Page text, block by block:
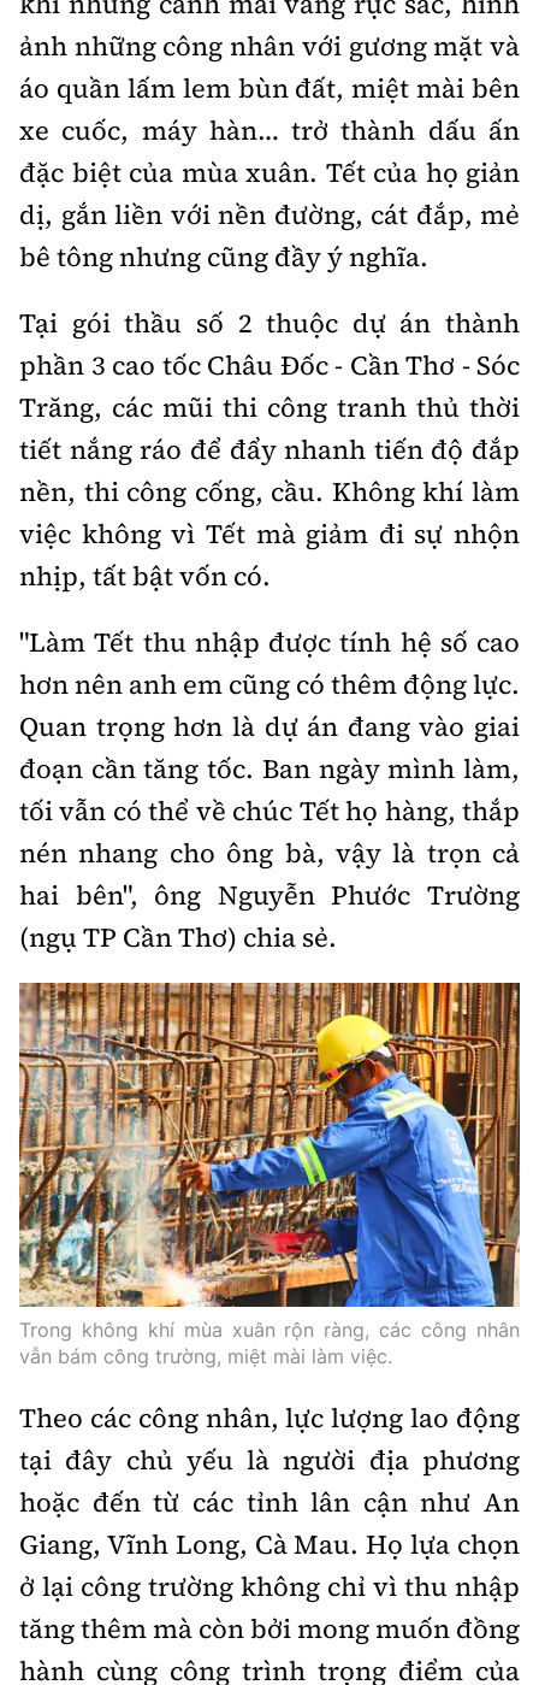
Tổng biên tập: Nguyễn Thị Hồng Nga
Phó Tổng biên tập:Nguyễn Sơn Tùng,
Nguyễn Đức Thắng, La Đức Hùng
Hotline:
0901 514 799
Quảng cáo và Phát hành:
0915 057 282
Email:bandoc@baoxaydung.vn
Cấm sao chép dưới mọi hình thức nếu không có sự
chấp thuận bằng văn bản.
Thông tin tòa
soạn
ảnh những công nhân với gương mặt và
áo quần lấm lem bùn đất, miệt mài bên
xe cuốc, máy hàn… trở thành dấu ấn
đặc biệt của mùa xuân. Tết của họ giản
dị, gắn liền với nền đường, cát đắp, mẻ
bê tông nhưng cũng đầy ý nghĩa.
Tại gói thầu số 2 thuộc dự án thành
phần 3 cao tốc Châu Đốc- Cần Thơ -Sóc
Trăng, các mũi thi công tranh thủ thời
tiết nắng ráo để đẩy nhanh tiến độ đắp
nền, thi công cống, cầu. Không khí làm
việc không vì Tết mà giảm đi sự nhộn
nhịp, tất bật vốn có.
"Làm Tết thu nhập được tính hệ số cao
hơn nên anh em cũng có thêm động lực.
Quan trọng hơn là dự án đang vào giai
đoạn cần tăng tốc. Ban ngày mình làm,
tối vẫn có thể về chúc Tết họ hàng, thắp
nén nhang cho ông bà, vậy là trọn cả
hai bên", ông Nguyễn Phước Trường
(ngụ TP Cần Thơ) chia sẻ.
Trong không khí mùa xuân rộn ràng, các công nhân
vẫn bám công trường, miệt mài làm việc.
Theo các công nhân, lực lượng lao động
tại đây chủ yếu là người địa phương
hoặc đến từ các tỉnh lân cận như An
Giang, Vĩnh Long, Cà Mau. Họ lựa chọn
ở lại công trường không chỉ vì thu nhập
tăng thêm mà còn bởi mong muốn đồng
hành cùng công trình trọng điểm của